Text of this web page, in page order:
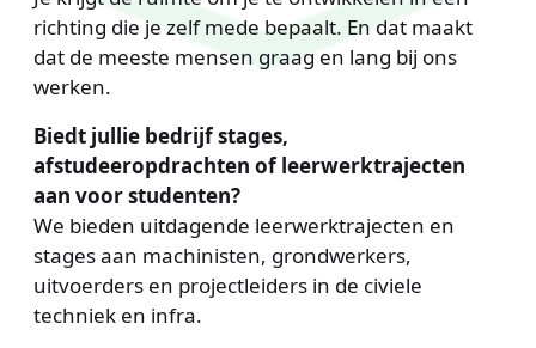
richting die je zelf mede bepaalt. En dat maakt
dat de meeste mensen graag en lang bij ons
werken.
Biedt jullie bedrijf stages,
afstudeeropdrachten of leerwerktrajecten
aan voor studenten?
We bieden uitdagende leerwerktrajecten en
stages aan machinisten, grondwerkers,
uitvoerders en projectleiders in de civiele
techniek en infra.